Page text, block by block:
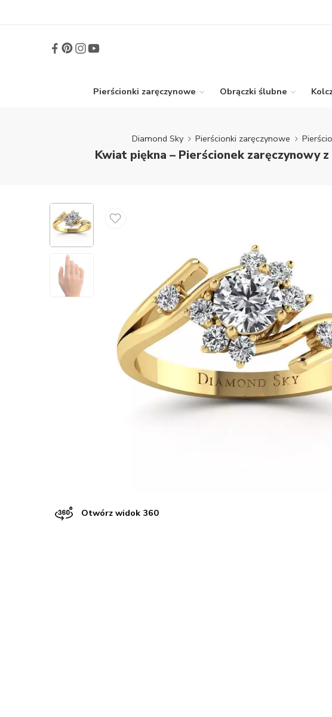
Pierścionki zaręczynowe Obrączki ślubne
Diamond Sky Pierścionki zaręczynowe
Kwiat piękna – Pierścionek zaręczynowy
Otwórz widok 360